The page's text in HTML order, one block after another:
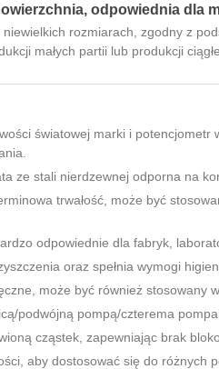
odpowiednia dla
rozmiarach, zgodny z
małych partii lub produkcji
światowej marki i
ze stali nierdzewnej odporna na
trwałość, może być
odpowiednie dla fabryk,
oraz spełnia wymogi
może być również stosowany
podwójną pompą/czterema
cząstek, zapewniając brak
aby dostosować się do różnych